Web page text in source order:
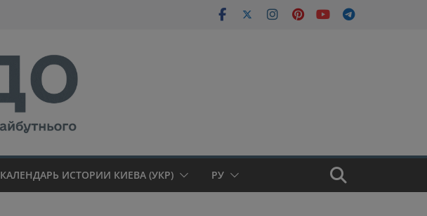
КАЛЕНДАРЬ ИСТОРИИ КИЕВА (УКР) РУ